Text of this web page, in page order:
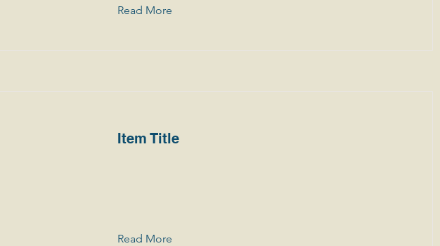
Read More
Item Title
Read More